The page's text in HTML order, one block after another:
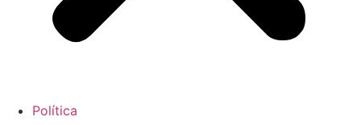
Política